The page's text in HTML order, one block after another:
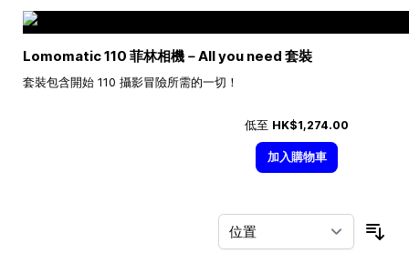
Lomomatic 110 菲林相機－All you need 套裝
套裝包含開始 110 攝影冒險所需的一切！
低至 HK$1,274.00
加入購物車